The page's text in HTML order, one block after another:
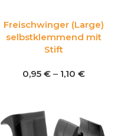
Freischwinger (Large)
selbstklemmend mit
Stift
0,95 € – 1,10 €